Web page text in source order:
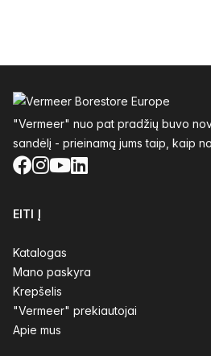
"Vermeer" nuo pat pradžių buvo
sandėlį - prieinamą jums taip, kaip
Facebook
Instagram
YouTube
LinkedIn
EITI Į
Katalogas
Mano paskyra
Krepšelis
"Vermeer" prekiautojai
Apie mus